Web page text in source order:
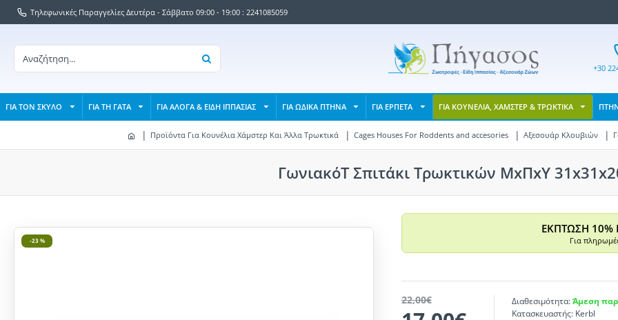
Τηλεφωνικές Παραγγελίες Δευτέρα - Σάββατο 09:00 - 19:00 : 2241085059
+30
ΓΙΑ ΤΟΝ ΣΚΥΛΟ ΓΙΑ ΤΗ ΓΑΤΑ ΓΙΑ ΑΛΟΓΑ & ΕΙΔΗ ΙΠΠΑΣΙΑΣ ΓΙΑ ΩΔΙΚΑ ΠΤΗΝΑ ΓΙΑ ΕΡΠΕΤΑ ΓΙΑ ΚΟΥΝΕΛΙΑ, ΧΑΜΣΤΕΡ & ΤΡΩΚΤΙΚΑ
Προϊόντα Για Κουνέλια Χάμστερ Και Άλλα Τρωκτικά Cages Houses For Roddents and accesories Αξεσουάρ Κλουβιών
ΓωνιακόT Σπιτάκι Τρωκτικών ΜxΠxΥ
-23 %
ΕΚΠΤΩΣΗ 10%
Για
22,00€ Διαθεσιμότητα: Άμεση
Κατασκευαστής: Kerbl